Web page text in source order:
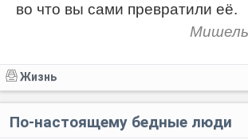
во что вы сами превратили её.
Жизнь
По-настоящему бедные люди